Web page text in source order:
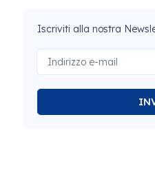
Iscriviti alla nostra